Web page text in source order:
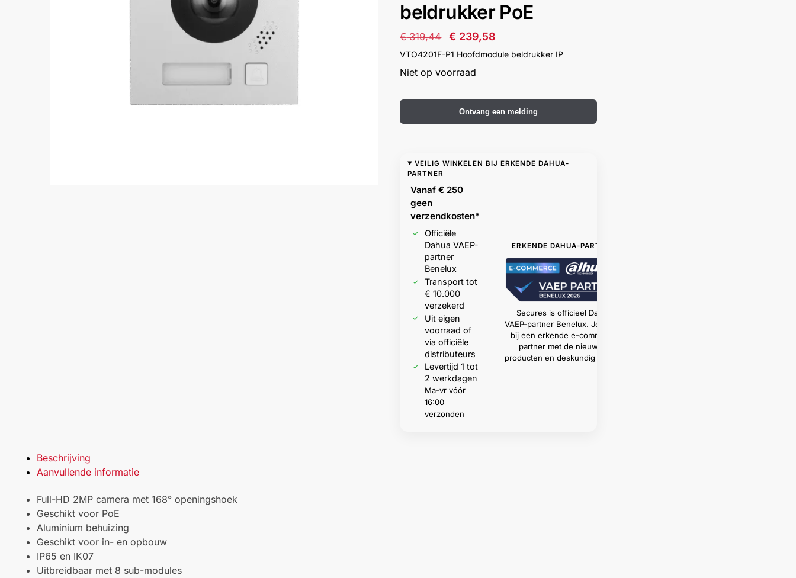
beldrukker PoE
€319,44 € 239,58
VTO4201F-P1 Hoofdmodule beldrukker IP
Niet op voorraad
Ontvang een melding
VEILIG WINKELEN BIJ ERKENDE DAHUA-
PARTNER
Vanaf € 250
geen
verzendkosten*
Officiële
Dahua VAEP-
partner
Benelux
Transport tot
€ 10.000
verzekerd
Uit eigen
voorraad of
via officiële
distributeurs
Levertijd 1 tot
2 werkdagen
Ma-vr vóór
16:00
verzonden
ERKENDE DAHUA-PARTNER
Secures is officieel Dahua
VAEP-partner Benelux. Je koopt
bij een erkende e-commerce
partner met de nieuwste
producten en deskundig advies.
Beschrijving
Aanvullende informatie
Full-HD 2MP camera met 168° openingshoek
Geschikt voor PoE
Aluminium behuizing
Geschikt voor in- en opbouw
IP65 en IK07
Uitbreidbaar met 8 sub-modules